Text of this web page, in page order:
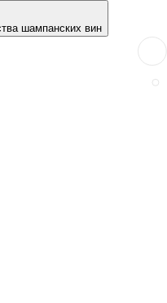
шампанских вин